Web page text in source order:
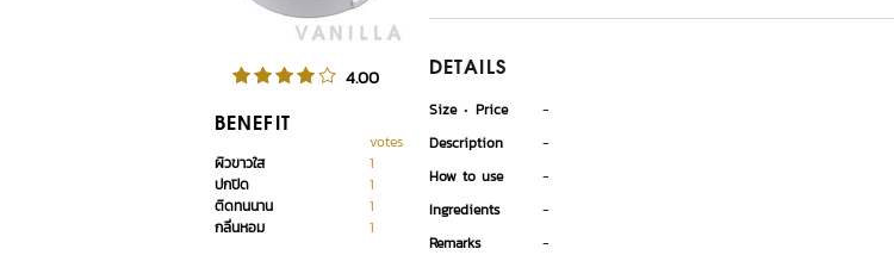
4.00
BENEFIT
votes
ผิวขาวใส
1
ปกปิด
1
ติดทนนาน
1
กลิ่นหอม
1
DETAILS
Size Price
-
Description
-
How to use
-
Ingredients
-
Remarks
-